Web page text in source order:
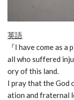
英語
『I have come as
all who suffered
ory of this land.
I pray that the God
ation and fraternal